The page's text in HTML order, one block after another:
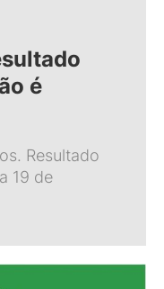
é
Resultado
19 de